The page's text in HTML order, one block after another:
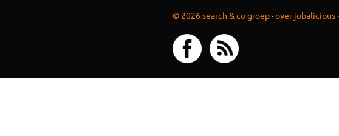
© 2026 search & co groep·over jobalicious·